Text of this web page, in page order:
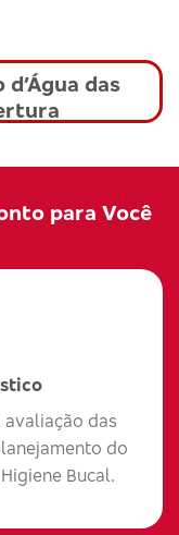
das
para Você
das
do
Bucal.